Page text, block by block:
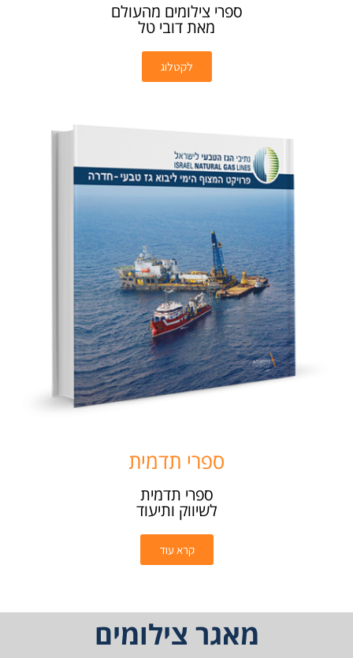
ספרי צילומים מהעולם
מאת דובי טל
לקטלוג
ספרי תדמית
ספרי תדמית
לשיווק ותיעוד
קרא עוד
מאגר צילומים